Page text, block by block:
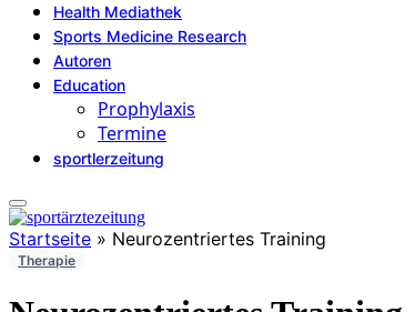
Health Mediathek
Sports Medicine Research
Autoren
Education
Prophylaxis
Termine
sportlerzeitung
Startseite » Neurozentriertes Training
Therapie